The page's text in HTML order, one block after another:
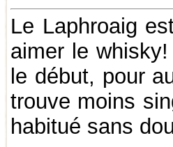
Le Laphroaig
aimer le
le début, pour
trouve moins
habitué sans